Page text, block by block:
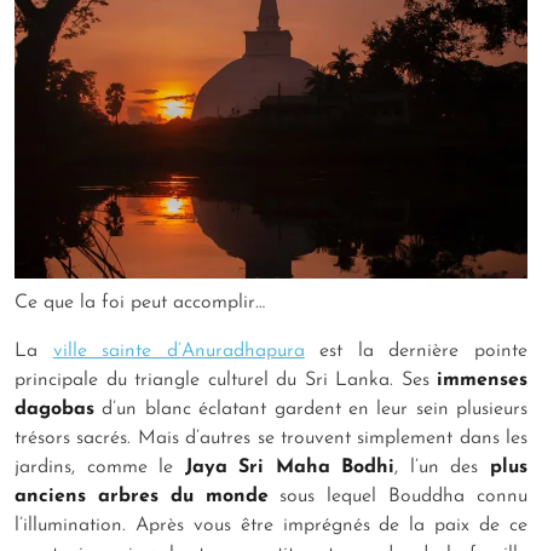
Ce que la foi peut accomplir…
La ville sainte d’Anuradhapura est la dernière pointe
principale du triangle culturel du Sri Lanka. Ses immenses
dagobas d’un blanc éclatant gardent en leur sein plusieurs
trésors sacrés. Mais d’autres se trouvent simplement dans les
jardins, comme le Jaya Sri Maha Bodhi, l’un des plus
anciens arbres du
mondesous lequel Bouddha connu
l’illumination. Après vous être imprégnés de la paix de ce